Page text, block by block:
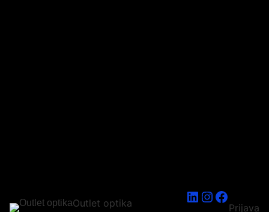
Outlet optika LinkedIn
Instagram
Prijava